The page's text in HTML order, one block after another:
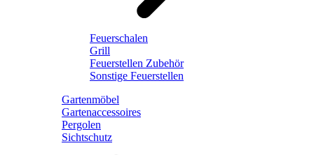
Feuerschalen
Grill
Feuerstellen Zubehör
Sonstige Feuerstellen
Gartenmöbel
Gartenaccessoires
Pergolen
Sichtschutz